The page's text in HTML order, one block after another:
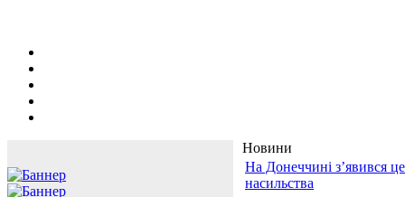
Новини
На Донеччині з’явився
насильства